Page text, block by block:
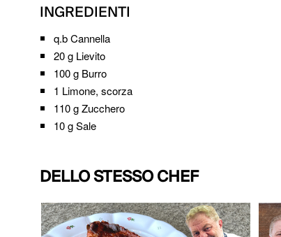
INGREDIENTI
q.bCannella
20 g Lievito
100 g Burro
1 Limone, scorza
110 gZucchero
10 gSale
DELLO STESSO CHEF